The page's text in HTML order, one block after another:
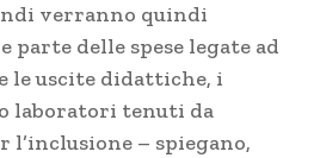
verranno quindi
delle spese legate ad
le uscite didattiche, i
laboratori tenuti da
l’inclusione – spiegano,